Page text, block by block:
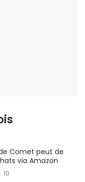
Comet peut de
via Amazon
10